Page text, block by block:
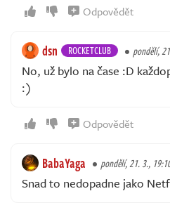
Odpovědět
dsn ROCKETCLUB pondělí,
No, už bylo na čase :D
:)
Odpovědět
BabaYaga pondělí, 21. 3.,
Snad to nedopadne jako